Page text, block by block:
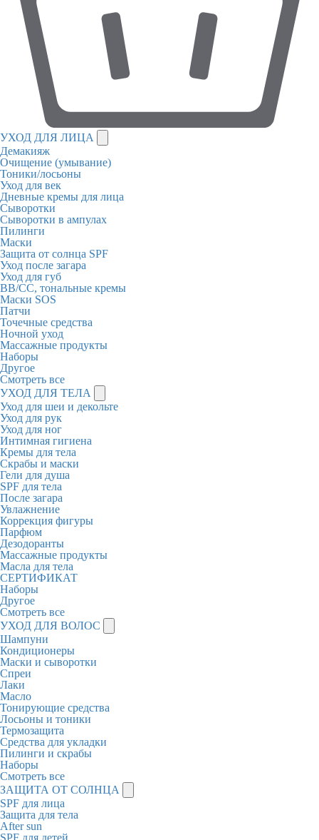
УХОД ДЛЯ ЛИЦА
Демакияж
Очищение (умывание)
Тоники/лосьоны
Уход для век
Дневные кремы для лица
Сыворотки
Сыворотки в ампулах
Пилинги
Маски
Защита от солнца SPF
Уход после загара
Уход для губ
BB/CC, тональные кремы
Маски SOS
Патчи
Точечные средства
Ночной уход
Массажные продукты
Наборы
Другое
Смотреть все
УХОД ДЛЯ ТЕЛА
Уход для шеи и декольте
Уход для рук
Уход для ног
Интимная гигиена
Кремы для тела
Скрабы и маски
Гели для душа
SPF для тела
После загара
Увлажнение
Коррекция фигуры
Парфюм
Дезодоранты
Массажные продукты
Масла для тела
СЕРТИФИКАТ
Наборы
Другое
Смотреть все
УХОД ДЛЯ ВОЛОС
Шампуни
Кондиционеры
Маски и сыворотки
Спреи
Лаки
Масло
Тонирующие средства
Лосьоны и тоники
Термозащита
Средства для укладки
Пилинги и скрабы
Наборы
Смотреть все
ЗАЩИТА ОТ СОЛНЦА
SPF для лица
Защита для тела
After sun